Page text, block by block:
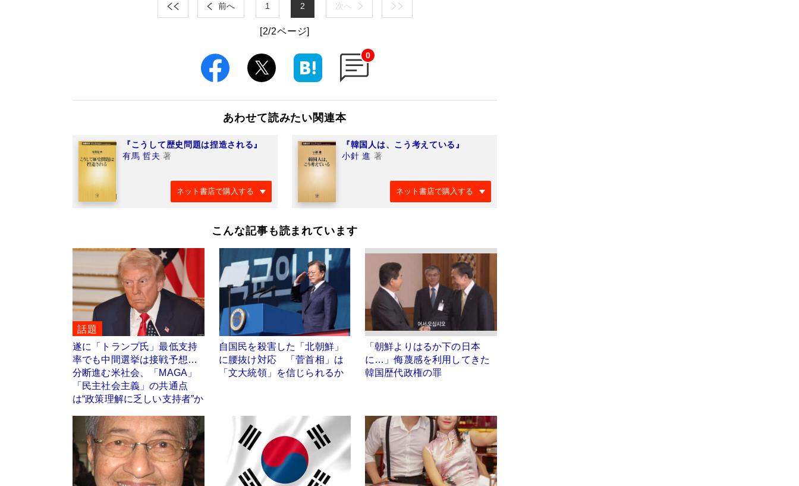
前へ 1 2 次へ
[2/2ページ]
0
あわせて読みたい関連本
『こうして歴史問題は捏造される』
有馬 哲夫 著
ネット書店で購入する
『韓国人は、こう考えている』
小針 進 著
ネット書店で購入する
こんな記事も読まれています
話題
遂に「トランプ氏」最低支持
率でも中間選挙は接戦予想…
分断進む米社会、「MAGA」
「民主社会主義」の共通点
は“政策理解に乏しい支持者”か
自国民を殺害した「北朝鮮」
に腰抜け対応 「菅首相」は
「文大統領」を信じられるか
「朝鮮よりはるか下の日本
に…」侮蔑感を利用してきた
韓国歴代政権の罪